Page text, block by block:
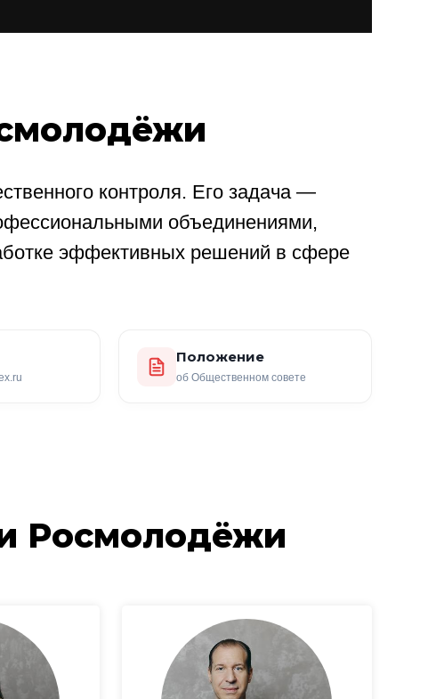
контроля. Его задача —
объединениями,
эффективных решений в сфере
Положение
об Общественном совете
Росмолодёжи